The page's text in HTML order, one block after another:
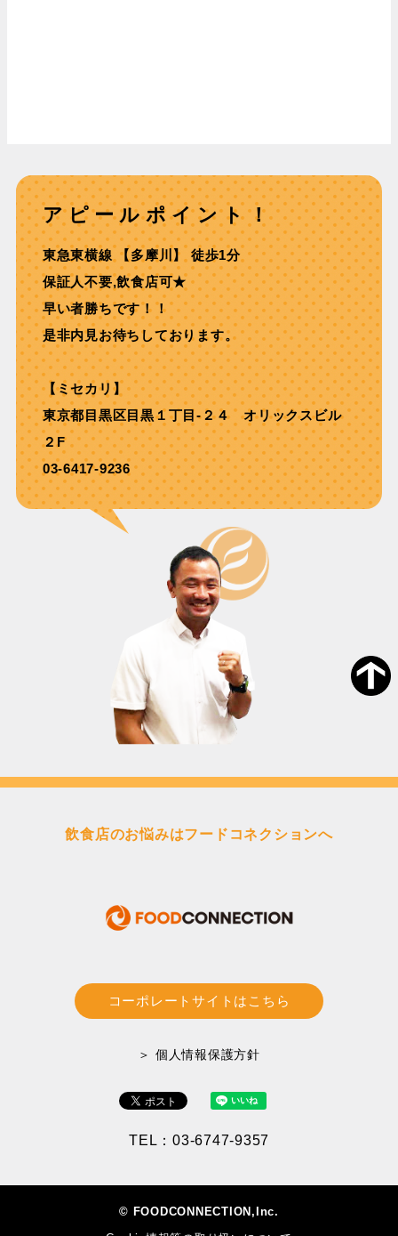
アピールポイント！
東急東横線 【多摩川】 徒歩1分
保証⼈不要,飲⾷店可★
早い者勝ちです！！
是非内見お待ちしております。
【ミセカリ】
東京都目黒区目黒１丁目-２４ オリックスビル
２F
03-6417-9236
飲食店のお悩みはフードコネクションへ
コーポレートサイトはこちら
＞ 個人情報保護方針
TEL：03-6747-9357
© FOODCONNECTION,Inc.